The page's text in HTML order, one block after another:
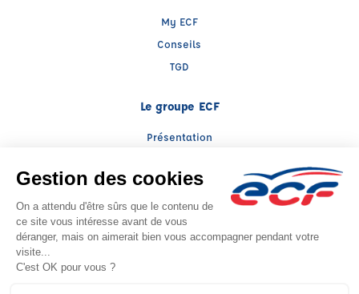
My ECF
Conseils
TGD
Le groupe ECF
Présentation
ECF Recrute
Presse
Actualités